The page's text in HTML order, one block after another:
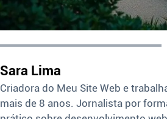
Sara Lima
Criadora do Meu Site Web e
mais de 8 anos. Jornalista por